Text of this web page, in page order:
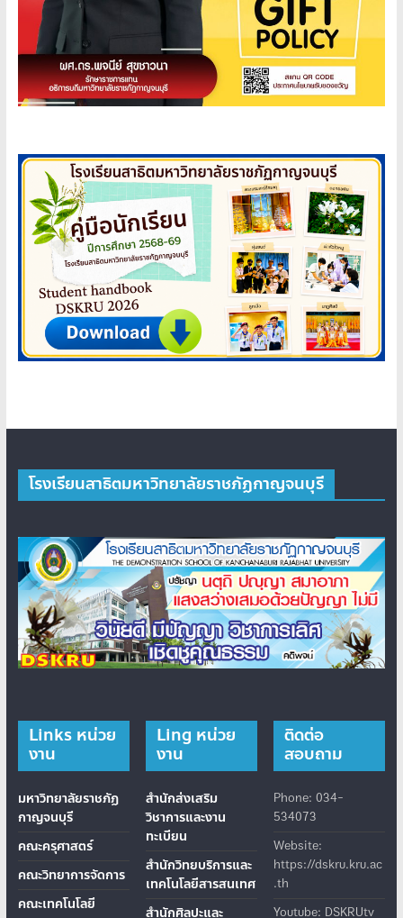
โรงเรียนสาธิตมหาวิทยาลัยราชภัฏกาญจนบุรี
Links หน่วย
งาน
มหาวิทยาลัยราชภัฏ
กาญจนบุรี
คณะครุศาสตร์
คณะวิทยาการจัดการ
คณะเทคโนโลยี
Ling หน่วย
งาน
สำนักส่งเสริม
วิชาการและงาน
ทะเบียน
สำนักวิทยบริการและ
เทคโนโลยีสารสนเทศ
สำนักศิลปะและ
ติดต่อ
สอบถาม
Phone: 034-
534073
Website:
https://dskru.kru.ac
.th
Youtube: DSKRUtv